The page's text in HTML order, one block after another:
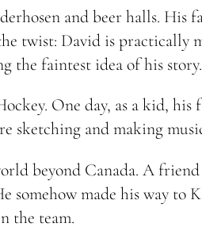
and beer halls.
twist: David is practically
the faintest idea of his story.
One day, as a kid, his
sketching and making
beyond Canada. A
made his way to
the team.